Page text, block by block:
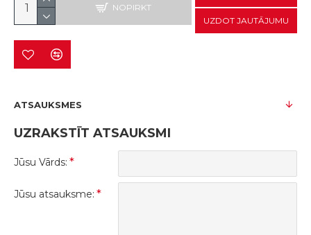
NOPIRKT
UZDOT JAUTĀJUMU
ATSAUKSMES
UZRAKSTĪT ATSAUKSMI
Jūsu Vārds:
Jūsu atsauksme: